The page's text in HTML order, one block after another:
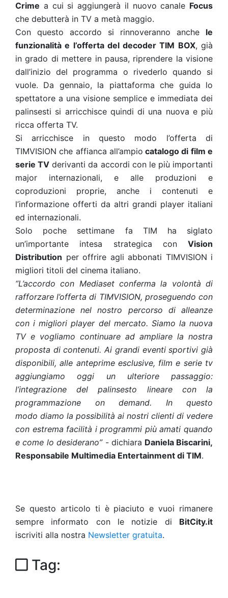
Crime a cui si aggiungerà il nuovo canale Focus
che debutterà in TV a metà maggio.
Con questo accordo si rinnoveranno anche le
funzionalità e l’offerta del decoder TIM BOX, già
in grado di mettere in pausa, riprendere la visione
dall’inizio del programma o rivederlo quando si
vuole. Da gennaio, la piattaforma che guida lo
spettatore a una visione semplice e immediata dei
palinsesti si arricchisce quindi di una nuova e più
ricca offerta TV.
Si arricchisce in questo modo l’offerta di
TIMVISION che affianca all’ampio catalogo di film e
serie TV derivanti da accordi con le più importanti
major internazionali, e alle produzioni e
coproduzioni proprie, anche i contenuti e
l’informazione offerti da altri grandi player italiani
ed internazionali.
Solo poche settimane fa TIM ha siglato
un’importante intesa strategica con Vision
Distribution per offrire agli abbonati TIMVISION i
migliori titoli del cinema italiano.
“L’accordo con Mediaset conferma la volontà di
rafforzare l’offerta di TIMVISION, proseguendo con
determinazione nel nostro percorso di alleanze
con i migliori player del mercato. Siamo la nuova
TV e vogliamo continuare ad ampliare la nostra
proposta di contenuti. Ai grandi eventi sportivi già
disponibili, alle anteprime esclusive, film e serie tv
aggiungiamo oggi un ulteriore passaggio:
l’integrazione del palinsesto lineare con la
programmazione on demand. In questo
modo diamo la possibilità ai nostri clienti di vedere
con estrema facilità i programmi più amati quando
e come lo desiderano”- dichiara Daniela Biscarini,
Responsabile Multimedia Entertainment di TIM.
Se questo articolo ti è piaciuto e vuoi rimanere
sempre informato con le notizie di BitCity.it
iscriviti alla nostra Newsletter gratuita.
Tag: